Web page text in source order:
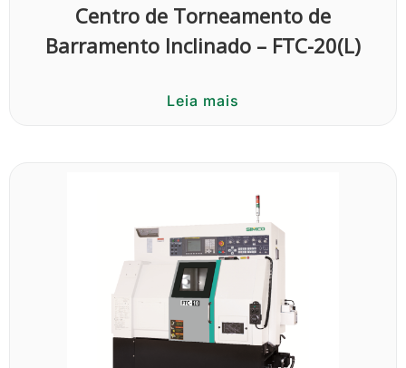
Centro de Torneamento de
Barramento Inclinado – FTC-20(L)
Leia mais